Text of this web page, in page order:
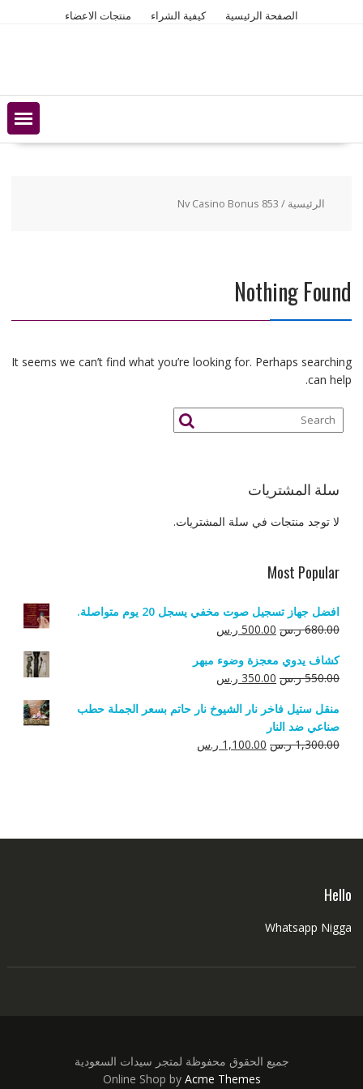
الصفحة الرئيسية كيفية الشراء منتجات الاعضاء
الرئيسية / Nv Casino Bonus 853
Nothing Found
It seems we can’t find what you’re looking for. Perhaps searching
can help.
سلة المشتريات
لا توجد منتجات في سلة المشتريات.
Most Popular
افضل جهاز تسجيل صوت مخفي يسجل 20 يوم متواصلة.
680.00 ر.س السعر
هو:
680.00 ر.س.
500.00 ر.سالسعر
هو:
500.00 ر.س.
كشاف يدوي معجزة وضوء مبهر
550.00 ر.س السعر
هو:
550.00 ر.س.
350.00 ر.سالسعر
هو:
منقل ستيل فاخر نار الشيوخ نار حاتم بسعر الجملة حطب
صناعي ضد النار
1,300.00 ر.س السعر
1,100.00 ر.سالسعر
Hello
Whatsapp Nigga
جميع الحقوق محفوظة لمتجر سيدات السعودية
Online Shop by Acme Themes